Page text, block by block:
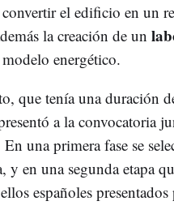
el edificio en un
la creación de un
energético.
que tenía una duración
a la convocatoria
una primera fase se
y en una segunda etapa
españoles